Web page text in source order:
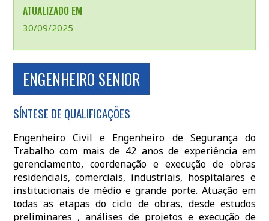
ATUALIZADO EM
30/09/2025
ENGENHEIRO SENIOR
SÍNTESE DE QUALIFICAÇÕES
Engenheiro Civil e Engenheiro de Segurança do
Trabalho com mais de 42 anos de experiência em
gerenciamento, coordenação e execução de obras
residenciais, comerciais, industriais, hospitalares e
institucionais de médio e grande porte. Atuação em
todas as etapas do ciclo de obras, desde estudos
preliminares , análises de projetos e execução de